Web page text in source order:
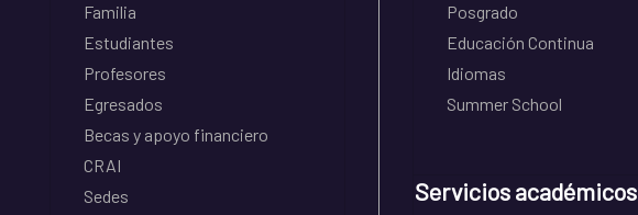
Familia
Estudiantes
Profesores
Egresados
Becas y apoyo financiero
CRAI
Sedes
Posgrado
Educación Continua
Idiomas
Summer School
Servicios académicos